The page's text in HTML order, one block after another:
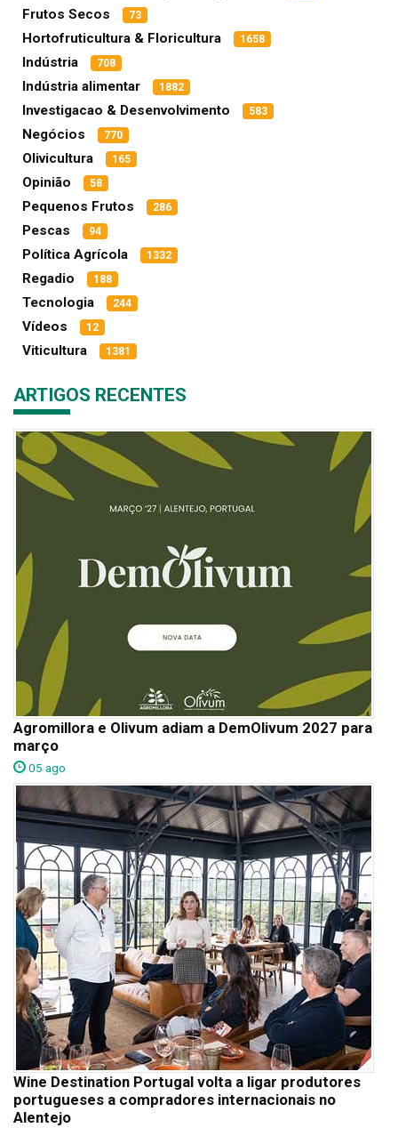
Frutos Secos 73
Hortofruticultura & Floricultura 1658
Indústria 708
Indústria alimentar 1882
Investigacao & Desenvolvimento 583
Negócios 770
Olivicultura 165
Opinião 58
Pequenos Frutos 286
Pescas 94
Política Agrícola 1332
Regadio 188
Tecnologia 244
Vídeos 12
Viticultura 1381
ARTIGOS RECENTES
Agromillora e Olivum adiam a DemOlivum 2027 para
março
05 ago
Wine Destination Portugal volta a ligar produtores
portugueses a compradores internacionais no
Alentejo